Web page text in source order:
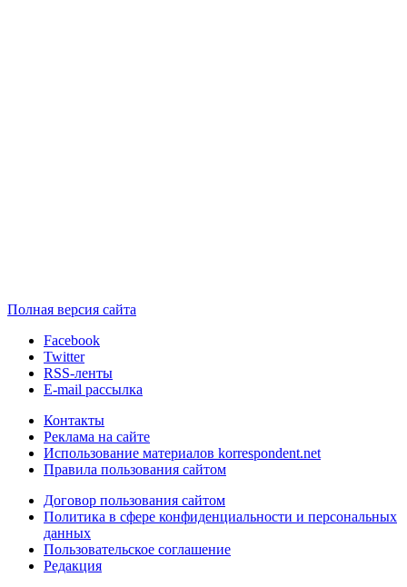
Полная версия сайта
Facebook
Twitter
RSS-ленты
E-mail рассылка
Контакты
Реклама на сайте
Использование материалов korrespondent.net
Правила пользования сайтом
Договор пользования сайтом
Политика в сфере конфиденциальности и персональных
данных
Пользовательское соглашение
Редакция